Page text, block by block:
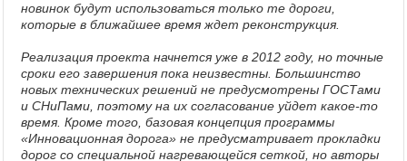
новинок будут использоваться только те дороги,
которые в ближайшее время ждет реконструкция.
Реализация проекта начнется уже в 2012 году, но точные
сроки его завершения пока неизвестны. Большинство
новых технических решений не предусмотрены ГОСТами
и СНиПами, поэтому на их согласование уйдет какое-то
время. Кроме того, базовая концепция программы
«Инновационная дорога» не предусматривает прокладки
дорог со специальной нагревающейся сеткой, но авторы